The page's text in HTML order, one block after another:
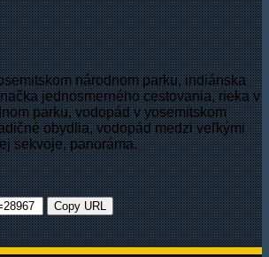
národnom parku, indiánska
jednosmerného cestovania, rieka v
parku, vodopád v yosemitskom
obydlia, vodopád medzi veľkými
sekvoje, panoráma.
Copy URL